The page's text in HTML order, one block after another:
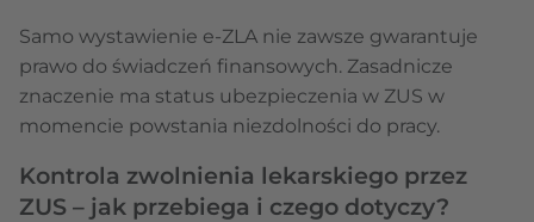
Samo wystawienie e-ZLA nie zawsze gwarantuje
prawo do świadczeń finansowych. Zasadnicze
znaczenie ma status ubezpieczenia w ZUS w
momencie powstania niezdolności do pracy.
Kontrola zwolnienia lekarskiego przez
ZUS – jak przebiega i czego dotyczy?